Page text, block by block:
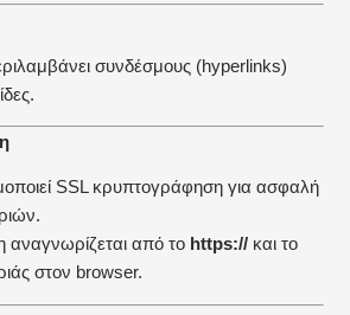
συνδέσμους (hyperlinks)
SSL κρυπτογράφηση για ασφαλή
από το https:// και το
στον browser.